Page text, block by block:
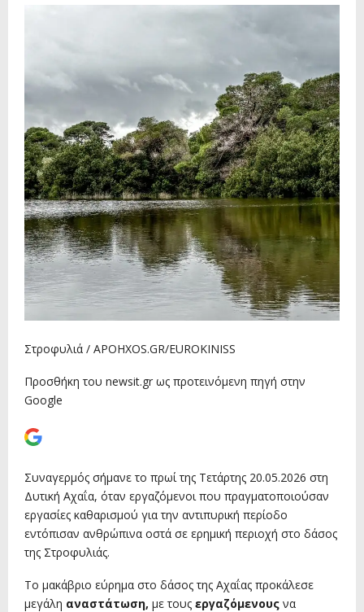
Στροφυλιά / APOHXOS.GR/EUROKINISS
Προσθήκη του newsit.gr ως προτεινόμενη πηγή στην
Google
Συναγερμός σήμανε το πρωί της Τετάρτης 20.05.2026 στη
Δυτική Αχαΐα, όταν εργαζόμενοι που πραγματοποιούσαν
εργασίες καθαρισμού για την αντιπυρική περίοδο
εντόπισαν ανθρώπινα οστά σε ερημική περιοχή στο δάσος
της Στροφυλιάς.
Το μακάβριο εύρημα στο δάσος της Αχαΐας προκάλεσε
μεγάλη αναστάτωση, με τους εργαζόμενους να